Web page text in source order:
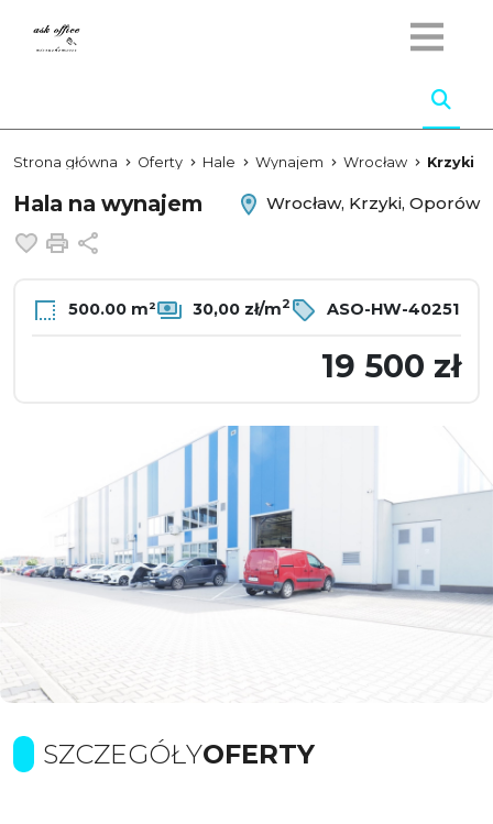
Strona główna Oferty Hale Wynajem Wrocław Krzyki
Hala na wynajem
Wrocław, Krzyki, Oporów
Dodaj do ulubionych
Drukuj
500.00 m² 30,00 zł/m2 ASO-HW-40251
19 500 zł
SZCZEGÓŁYOFERTY